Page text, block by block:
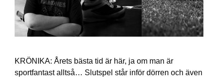
KRÖNIKA: Årets bästa tid är här, ja om man är
sportfantast alltså… Slutspel står inför dörren och även